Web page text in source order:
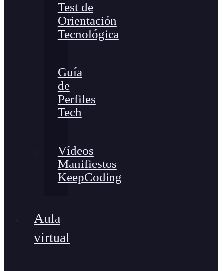
Test de
Orientación
Tecnológica
Guía
de
Perfiles
Tech
Vídeos
Manifiestos
KeepCoding
Aula
virtual